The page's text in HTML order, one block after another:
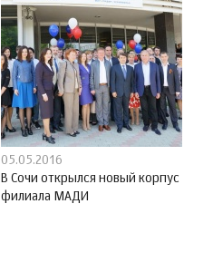
05.05.2016
В Сочи открылся новый корпус
филиала МАДИ